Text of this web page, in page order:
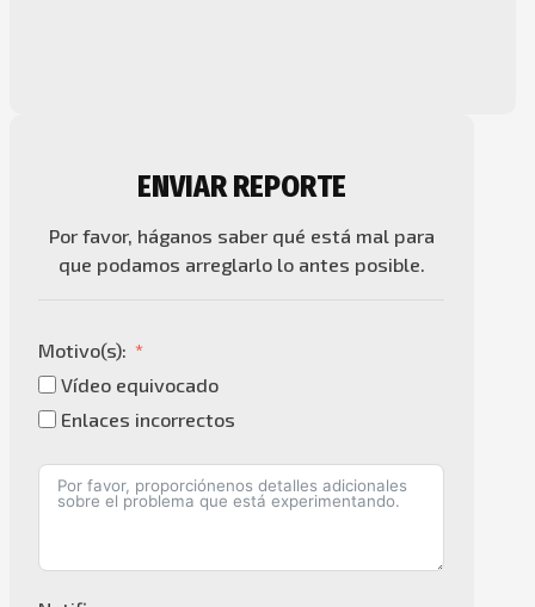
ENVIAR REPORTE
Por favor, háganos saber qué está mal para
que podamos arreglarlo lo antes posible.
Motivo(s):
Vídeo equivocado
Enlaces incorrectos